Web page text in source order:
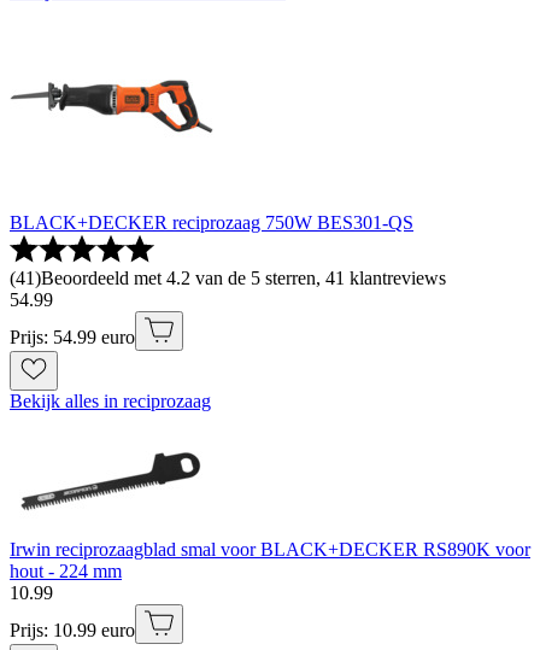
BLACK+DECKER reciprozaag 750W BES301-QS
(41)Beoordeeld met 4.2 van de 5 sterren, 41 klantreviews
54.99
Prijs: 54.99 euro
Bekijk alles in reciprozaag
Irwin reciprozaagblad smal voor BLACK+DECKER RS890K voor
hout - 224 mm
10.99
Prijs: 10.99 euro